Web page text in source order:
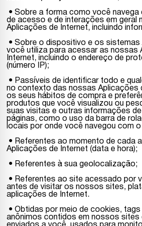
• Sobre a forma como você
de acesso e de interações em geral
Aplicações de Internet, incluindo
• Sobre o dispositivo e os sistemas
você utiliza para acessar as nossas
Internet, incluindo o endereço de
(número IP);
• Passíveis de identificar todo e
no contexto das nossas Aplicações
os seus hábitos de compra e
produtos que você visualizou ou
suas visitas e outras informações
páginas, como o uso da barra de
locais por onde você navegou com
• Referentes ao momento de cada
Aplicações de Internet (data e hora);
• Referentes à sua geolocalização;
• Referentes ao site acessado por
antes de visitar os nossos sites,
aplicações de Internet.
• Obtidas por meio de cookies,
anônimos contidos em nossos sites